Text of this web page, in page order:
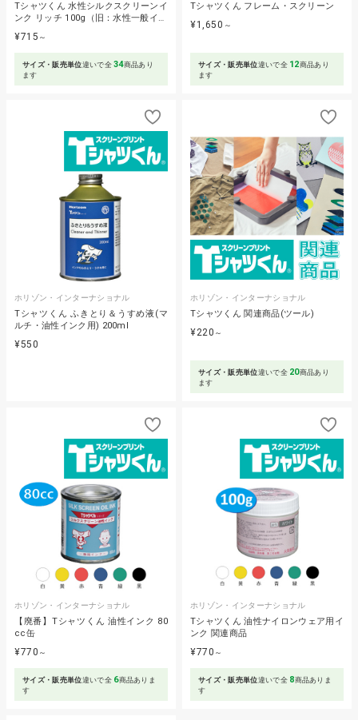
Tシャツくん 水性シルクスクリーンイ
ンク リッチ 100g（旧：水性一般イ…
¥715 ～
サイズ・販売単位違いで全34商品あり
ます
Tシャツくん フレーム・スクリーン
¥1,650 ～
サイズ・販売単位違いで全 12商品あり
ます
ホリゾン・インターナショナル
Tシャツくん ふきとり＆うすめ液(マ
ルチ・油性インク用) 200ml
¥550
ホリゾン・インターナショナル
Tシャツくん 関連商品(ツール)
¥220 ～
サイズ・販売単位違いで全 20商品あり
ます
ホリゾン・インターナショナル
【廃番】Tシャツくん 油性インク 80
cc缶
¥770 ～
サイズ・販売単位違いで全 6商品ありま
す
ホリゾン・インターナショナル
Tシャツくん 油性ナイロンウェア用イ
ンク 関連商品
¥770 ～
サイズ・販売単位違いで全 8商品ありま
す